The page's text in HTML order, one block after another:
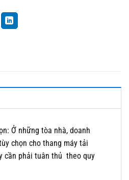
Ở những tòa nhà, doanh
chọn cho thang máy tải
cần phải tuân thủ theo quy